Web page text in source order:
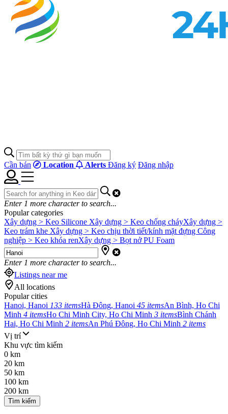
Cần bán Location Alerts Đăng ký Đăng nhập
Enter 1 more character to search...
Popular categories
Xây dựng > Keo Silicone Xây dựng > Keo chống cháyXây dựng >
Keo trám khe Xây dựng > Keo chịu thời tiết/kính mặt đựng Công
nghiệp > Keo khóa renXây dựng > Bọt nở PU Foam
Enter 1 more character to search...
Listings near me
All locations
Popular cities
Hanoi, Hanoi 133 itemsHà Đông, Hanoi 45 itemsAn Bình, Ho Chi
Minh 4 itemsHo Chi Minh City, Ho Chi Minh 3 itemsBình Chánh
Hai, Ho Chi Minh 2 itemsAn Phú Đông, Ho Chi Minh 2 items
Vị trí
Khu vực tìm kiếm
0 km
20 km
50 km
100 km
200 km
Tìm kiếm